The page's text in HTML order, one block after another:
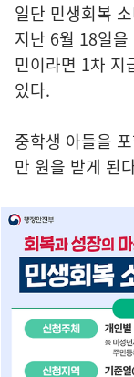
일단 민생회복
지난 6월 18일
민이라면 1차 지
있다.
중학생 아들을
만 원을 받게 된